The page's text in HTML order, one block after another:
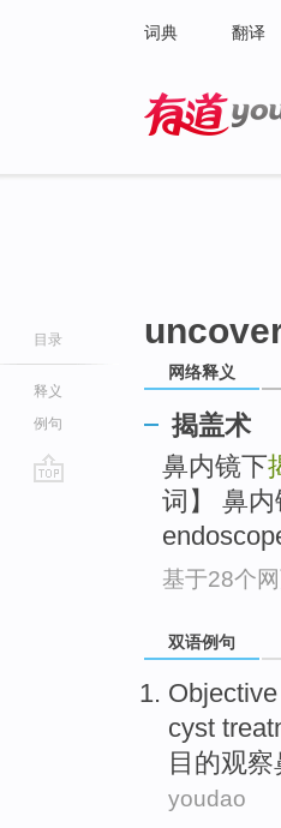
词典 翻译
目录
释义
例句
网络释义
揭盖术
鼻内镜下
词】 鼻
基于28个
双语例句
cyst
目的观察
youdao